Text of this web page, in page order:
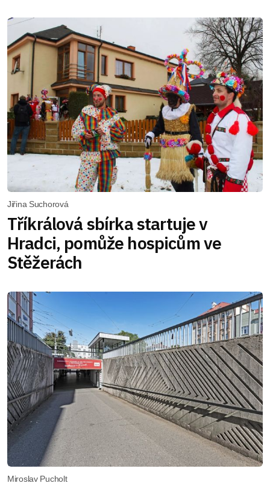
Jiřina Suchorová
Tříkrálová sbírka startuje v
Hradci, pomůže hospicům ve
Stěžerách
Miroslav Pucholt